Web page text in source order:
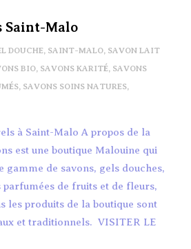
Saint-Malo
DOUCHE, SAINT-MALO, SAVON LAIT
BIO, SAVONS KARITÉ, SAVONS
, SAVONS SOINS NATURES,
à Saint-Malo A propos de la
est une boutique Malouine qui
gamme de savons, gels douches,
parfumées de fruits et de fleurs,
les produits de la boutique sont
et traditionnels. VISITER LE